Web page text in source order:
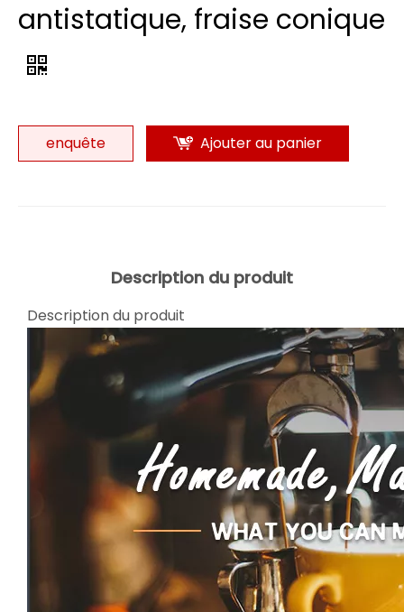
antistatique, fraise conique
enquête Ajouter au panier
Description du produit
Description du produit